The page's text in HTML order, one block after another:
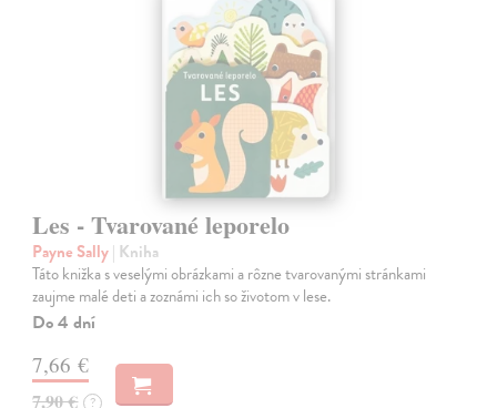
Les - Tvarované leporelo
Payne Sally| Kniha
Táto knižka s veselými obrázkami a rôzne tvarovanými stránkami
zaujme malé deti a zoznámi ich so životom v lese.
Do 4 dní
7,66 €
7,90 € ?